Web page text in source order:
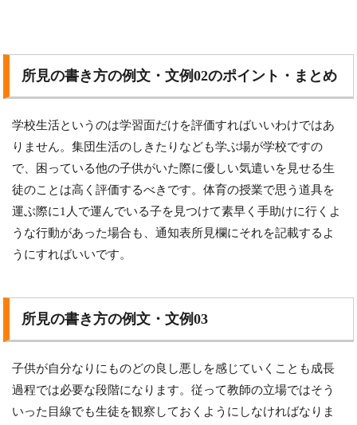
所見の書き方の例文・文例02のポイント・まとめ
学校生活というのは学習面だけを評価すればいいわけではあ
りません。集団生活のしきたりなども学ぶ場が学校ですの
で、困っている他の子供がいた際に優しい気遣いを見せる生
徒のことは高く評価するべきです。体育の授業で思う道具を
運ぶ際に1人で運んでいる子を見つけて素早く手助けに行くよ
うな行動があった場合も、通知表所見欄にそれを記載するよ
うにすればいいです。
所見の書き方の例文・文例03
子供が自分なりにものどの良し悪しを感じていくことも成長
過程では必要な段階になります。従って教師の立場ではそう
いった目線でも生徒を観察しておくようにしなければなりま